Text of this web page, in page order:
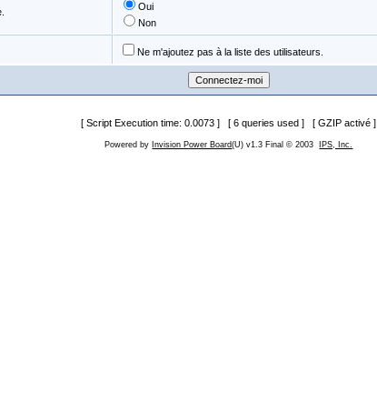
Oui
Non
Ne m'ajoutez pas à la liste des utilisateurs.
[ Script Execution time: 0.0073 ] [ 6 queries used ] [ GZIP activé ]
Powered by Invision Power Board(U) v1.3 Final © 2003 IPS, Inc.